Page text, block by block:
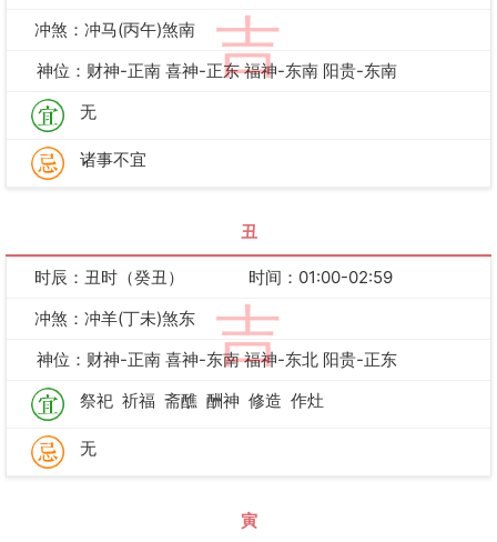
吉
冲煞：冲马(丙午)煞南
神位：财神-正南 喜神-正东 福神-东南 阳贵-东南
无
诸事不宜
丑
吉
时辰：丑时（癸丑）
时间：01:00-02:59
冲煞：冲羊(丁未)煞东
神位：财神-正南 喜神-东南 福神-东北 阳贵-正东
祭祀 祈福 斋醮 酬神 修造 作灶
无
寅